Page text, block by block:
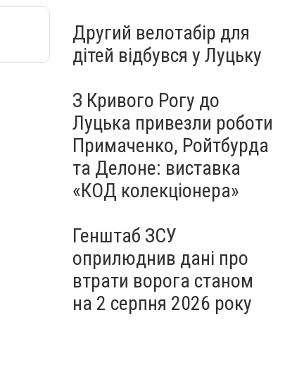
Другий велотабір для
дітей відбувся у Луцьку
З Кривого Рогу до
Луцька привезли роботи
Примаченко, Ройтбурда
та Делоне: виставка
«КОД колекціонера»
Генштаб ЗСУ
оприлюднив дані про
втрати ворога станом
на 2 серпня 2026 року